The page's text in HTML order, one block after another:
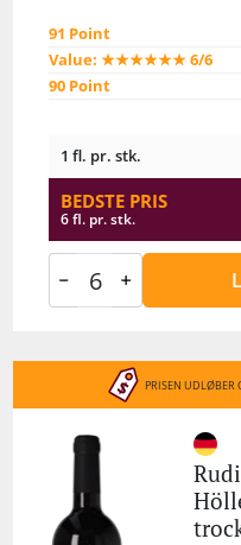
91 Point
Value: ★★★★★★ 6/6
90 Point
1 fl. pr. stk.
BEDSTE PRIS
6 fl. pr. stk.
PRISEN UDLØBER